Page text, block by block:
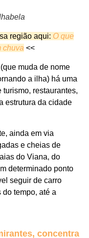
região aqui: O que
chuva <<
muda de nome
a ilha) há uma
restaurantes,
estrutura da cidade
ainda em via
e cheias de
do Viana, do
determinado ponto
seguir de carro
tempo, até a
concentra